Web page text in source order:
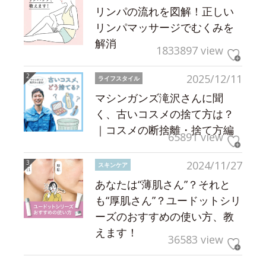
リンパの流れを図解！正しい
リンパマッサージでむくみを
解消
1833897 view
2025/12/11
ライフスタイル
マシンガンズ滝沢さんに聞
く、古いコスメの捨て方は？
｜コスメの断捨離・捨て方編
65891 view
2024/11/27
スキンケア
あなたは“薄肌さん”？それと
も“厚肌さん”？ユードットシリ
ーズのおすすめの使い方、教
えます！
36583 view